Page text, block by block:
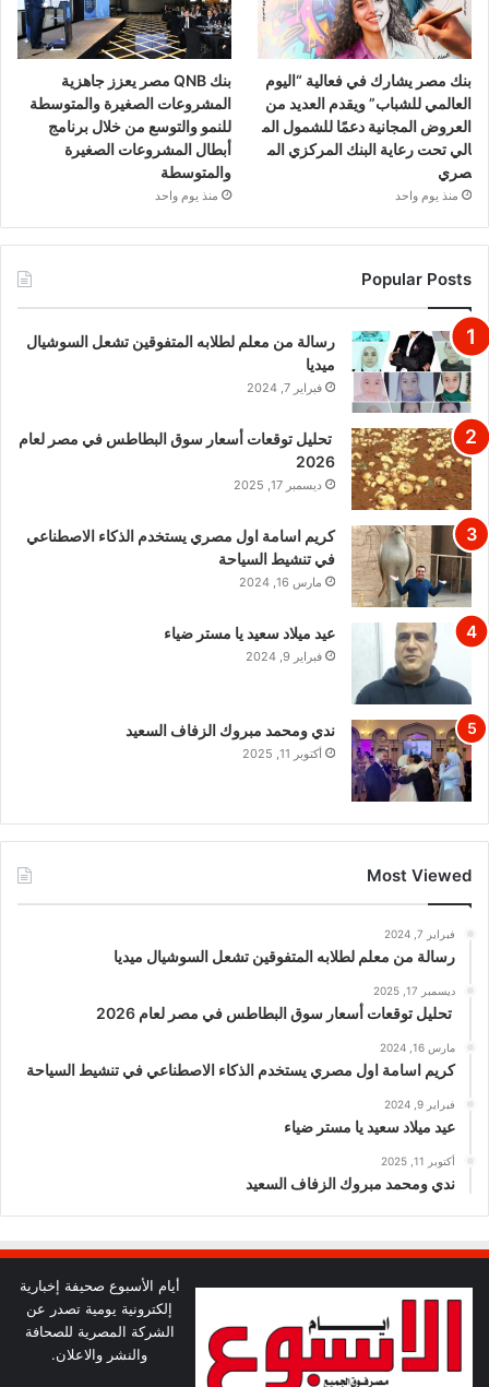
بنك مصر يشارك في فعالية “اليوم
العالمي للشباب” ويقدم العديد من
العروض المجانية دعمًا للشمول الم
الي تحت رعاية البنك المركزي الم
صري
منذ يوم واحد
بنك QNB مصر يعزز جاهزية
المشروعات الصغيرة والمتوسطة
للنمو والتوسع من خلال برنامج
أبطال المشروعات الصغيرة
والمتوسطة
منذ يوم واحد
Popular Posts
رسالة من معلم لطلابه المتفوقين تشعل السوشيال
ميديا
فبراير 7, 2024
تحليل توقعات أسعار سوق البطاطس في مصر لعام
2026
ديسمبر 17, 2025
كريم اسامة اول مصري يستخدم الذكاء الاصطناعي
في تنشيط السياحة
مارس 16, 2024
عيد ميلاد سعيد يا مستر ضياء
فبراير 9, 2024
ندي ومحمد مبروك الزفاف السعيد
أكتوبر 11, 2025
Most Viewed
فبراير 7, 2024
رسالة من معلم لطلابه المتفوقين تشعل السوشيال ميديا
ديسمبر 17, 2025
تحليل توقعات أسعار سوق البطاطس في مصر لعام 2026
مارس 16, 2024
كريم اسامة اول مصري يستخدم الذكاء الاصطناعي في تنشيط السياحة
فبراير 9, 2024
عيد ميلاد سعيد يا مستر ضياء
أكتوبر 11, 2025
ندي ومحمد مبروك الزفاف السعيد
أيام الأسبوع صحيفة إخبارية
إلكترونية يومية تصدر عن
الشركة المصرية للصحافة
والنشر والاعلان.